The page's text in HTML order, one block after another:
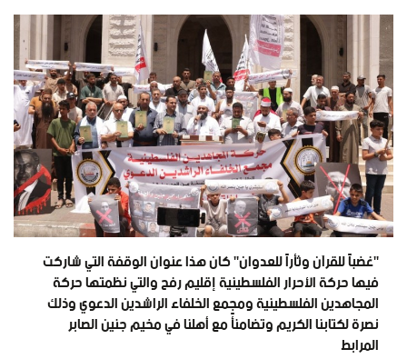
"غضباً للقرآن وثأراً للعدوان" كان هذا عنوان الوقفة التي شاركت
فيها حركة الأحرار الفلسطينية إقليم رفح والتي نظمتها حركة
المجاهدين الفلسطينية ومجمع الخلفاء الراشدين الدعوي وذلك
نصرة لكتابنا الكريم وتضامنأً مع أهلنا في مخيم جنين الصابر
المرابط